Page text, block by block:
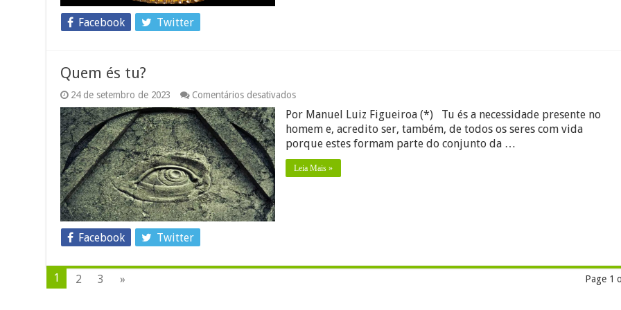
Facebook Twitter
Quem és tu?
24 de setembro de 2023 Comentários desativadosem
és
tu?
Por Manuel Luiz Figueiroa (*) Tu és a necessidade presente no
homem e, acredito ser, também, de todos os seres com vida
porque estes formam parte do conjunto da …
Leia Mais »
Facebook Twitter
Page 1
1 2 3 »